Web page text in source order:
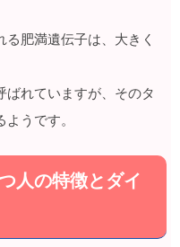
肥満遺伝子は、大きく
ばれていますが、そのタ
うです。
人の特徴とダイ